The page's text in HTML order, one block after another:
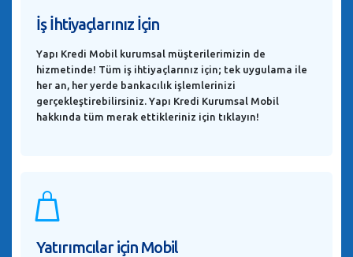
İş İhtiyaçlarınız İçin
Yapı Kredi Mobil kurumsal müşterilerimizin de
hizmetinde! Tüm iş ihtiyaçlarınız için; tek uygulama ile
her an, her yerde bankacılık işlemlerinizi
gerçekleştirebilirsiniz. Yapı Kredi Kurumsal Mobil
hakkında tüm merak ettikleriniz için tıklayın!
Yatırımcılar için Mobil